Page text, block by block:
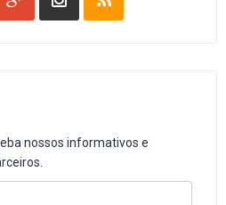
nossos informativos e